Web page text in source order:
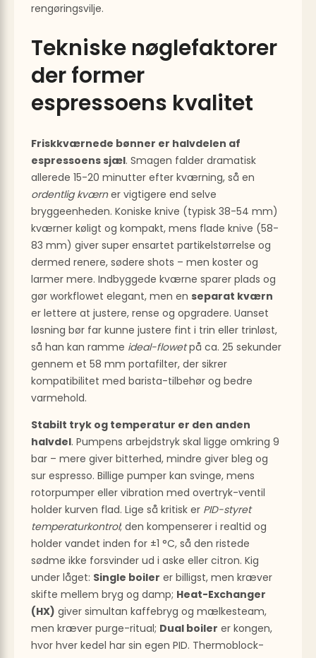
rengøringsvilje.
Tekniske nøglefaktorer
der former
espressoens kvalitet
Friskkværnede bønner er halvdelen af
espressoens sjæl. Smagen falder dramatisk
allerede 15-20 minutter efter kværning, så en
ordentlig kværner vigtigere end selve
bryggeenheden. Koniske knive (typisk 38-54 mm)
kværner køligt og kompakt, mens flade knive (58-
83 mm) giver super ensartet partikelstørrelse og
dermed renere, sødere shots – men koster og
larmer mere. Indbyggede kværne sparer plads og
gør workflowet elegant, men en separat kværn
er lettere at justere, rense og opgradere. Uanset
løsning bør far kunne justere fint i trin eller trinløst,
så han kan ramme ideal-flowetpå ca. 25 sekunder
gennem et 58 mm portafilter, der sikrer
kompatibilitet med barista-tilbehør og bedre
varmehold.
Stabilt tryk og temperatur er den anden
halvdel. Pumpens arbejdstryk skal ligge omkring 9
bar – mere giver bitterhed, mindre giver bleg og
sur espresso. Billige pumper kan svinge, mens
rotorpumper eller vibration med overtryk-ventil
holder kurven flad. Lige så kritisk er PID-styret
temperaturkontrol; den kompenserer i realtid og
holder vandet inden for ±1 °C, så den ristede
sødme ikke forsvinder ud i aske eller citron. Kig
under låget: Single boiler er billigst, men kræver
skifte mellem bryg og damp; Heat-Exchanger
(HX) giver simultan kaffebryg og mælkesteam,
men kræver purge-ritual; Dual boiler er kongen,
hvor hver kedel har sin egen PID. Thermoblock-